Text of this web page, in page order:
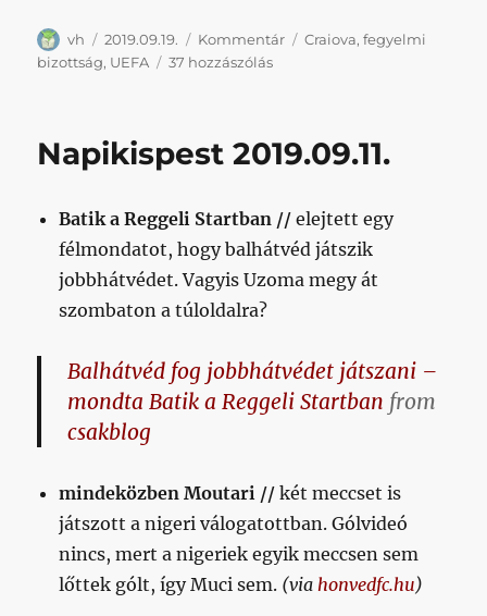
Szerző
vh Közzétéve
2019.09.19. Kategória
Kommentár Címke
Craiova,fegyelmi
bizottság, UEFA 37 hozzászólásUEFA:
semmi
bejegyzéshez
Napikispest 2019.09.11.
Batik a Reggeli Startban //elejtett egy
félmondatot, hogy balhátvéd játszik
jobbhátvédet. Vagyis Uzoma megy át
szombaton a túloldalra?
Balhátvéd fog jobbhátvédet játszani –
mondta Batik a Reggeli Startban from
csakblog
mindeközben Moutari // két meccset is
játszott a nigeri válogatottban. Gólvideó
nincs, mert a nigeriek egyik meccsen sem
lőttek gólt, így Muci sem. (viahonvedfc.hu)